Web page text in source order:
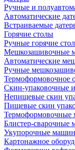
Ручные и
Автоматические
Встраиваемые
Горячие столы
Ручные горячие
Мешкозашивочные
Автоматические
Ручные
Термоформовочное
Скин-упаковочные
Непищевые скин
Пищевые скин
Блистер-сварочные
Укупорочные
Картонажное